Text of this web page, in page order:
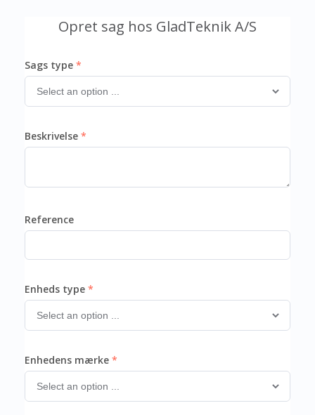
Opret sag hos GladTeknik A/S
Sags type
Beskrivelse
Reference
Enheds type
Enhedens mærke